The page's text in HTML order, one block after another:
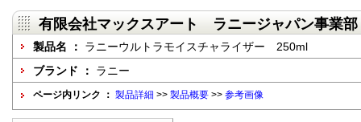
有限会社マックスアート ラニージャパン事業部
製品名 ： ラニーウルトラモイスチャライザー 250ml
ブランド ： ラニー
ページ内リンク ： 製品詳細 >> 製品概要 >> 参考画像